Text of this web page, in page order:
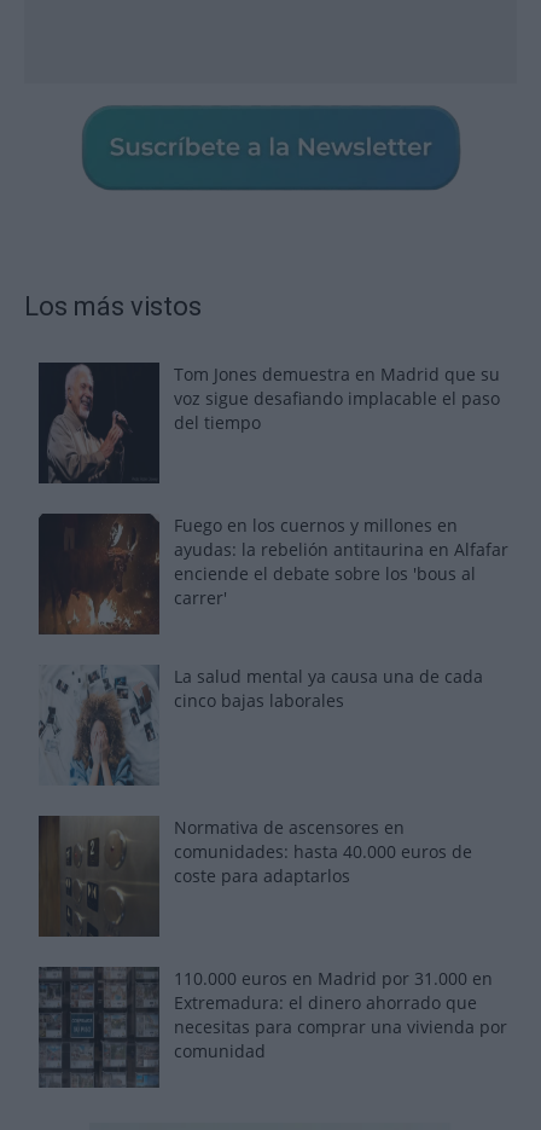
Los más vistos
Tom Jones demuestra en Madrid que su
voz sigue desafiando implacable el paso
del tiempo
Fuego en los cuernos y millones en
ayudas: la rebelión antitaurina en Alfafar
enciende el debate sobre los 'bous al
carrer'
La salud mental ya causa una de cada
cinco bajas laborales
Normativa de ascensores en
comunidades: hasta 40.000 euros de
coste para adaptarlos
110.000 euros en Madrid por 31.000 en
Extremadura: el dinero ahorrado que
necesitas para comprar una vivienda por
comunidad